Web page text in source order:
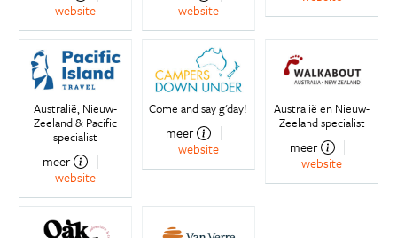
website
website
Australië, Nieuw-
Zeeland & Pacific
specialist
meer
website
Come and say g'day!
meer
website
Australië en Nieuw-
Zeeland specialist
meer
website